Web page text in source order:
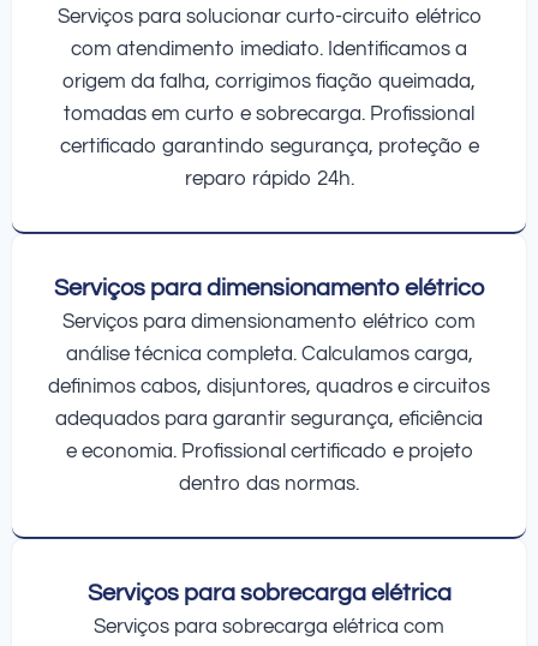
Serviços para solucionar curto-circuito elétrico
com atendimento imediato. Identificamos a
origem da falha, corrigimos fiação queimada,
tomadas em curto e sobrecarga. Profissional
certificado garantindo segurança, proteção e
reparo rápido 24h.
Serviços para dimensionamento elétrico
Serviços para dimensionamento elétrico com
análise técnica completa. Calculamos carga,
definimos cabos, disjuntores, quadros e circuitos
adequados para garantir segurança, eficiência
e economia. Profissional certificado e projeto
dentro das normas.
Serviços para sobrecarga elétrica
Serviços para sobrecarga elétrica com